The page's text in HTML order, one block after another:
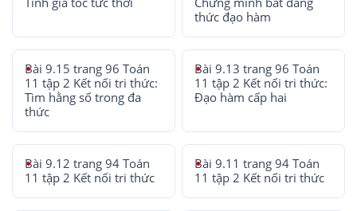
thức đạo hàm
Bài 9.15 trang 96 Toán
11 tập 2 Kết nối tri thức:
Tìm hằng số trong đa
thức
Bài 9.13 trang 96 Toán
11 tập 2 Kết nối tri thức:
Đạo hàm cấp hai
Bài 9.12 trang 94 Toán
11 tập 2 Kết nối tri thức
Bài 9.11 trang 94 Toán
11 tập 2 Kết nối tri thức